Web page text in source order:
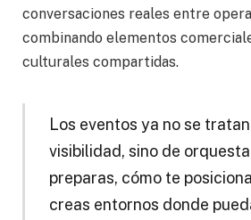
conversaciones reales entre
combinando elementos
culturales compartidas.
Los eventos ya no se
visibilidad, sino de
preparas, cómo te
creas entornos donde